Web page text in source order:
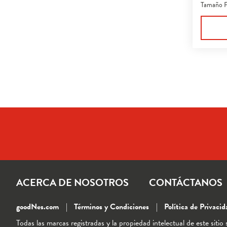
Tamaño
ACERCA DE NOSOTROS CONTÁCTANOS
goodNes.com Términos y Condiciones Política de
Todas las marcas registradas y la propiedad intelectual de este